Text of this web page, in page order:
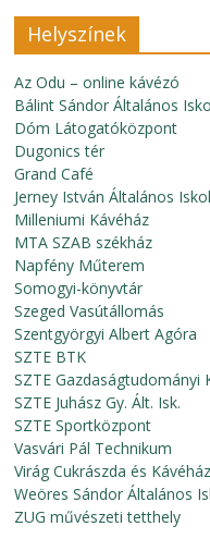
Helyszínek
Az Odu – online kávézó
Bálint Sándor Általános
Dóm Látogatóközpont
Dugonics tér
Grand Café
Jerney István Általános
Milleniumi Kávéház
MTA SZAB székház
Napfény Műterem
Somogyi-könyvtár
Szeged Vasútállomás
Szentgyörgyi Albert Agóra
SZTE BTK
SZTE Gazdaságtudományi
SZTE Juhász Gy. Ált. Isk.
SZTE Sportközpont
Vasvári Pál Technikum
Virág Cukrászda és Kávéház
Weöres Sándor Általános
ZUG művészeti tetthely